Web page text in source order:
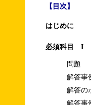
【目次】
はじめに
必須科目 I
問題
解答事
解答の
解答事